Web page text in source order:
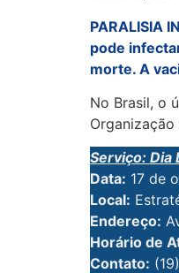
PARALISIA
pode
morte. A
No Brasil, o
Serviço: Dia
Data: 17 de
Local:
Endereço:
Horário de
Contato: